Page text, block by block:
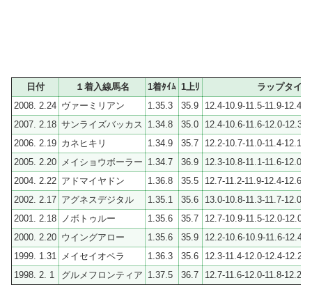
日付 １着入線馬名 1着ﾀｲﾑ 1上ﾘ
ラップタイム
2008. 2.24 ヴァーミリアン 1.35.3 35.9
12.4-10.9-11.5-11.9-12.4-
2007. 2.18 サンライズバッカス 1.34.8 35.0
12.4-10.6-11.6-12.0-12.3-
2006. 2.19 カネヒキリ 1.34.9 35.7
12.2-10.7-11.0-11.4-12.1-
2005. 2.20 メイショウボーラー 1.34.7 36.9
12.3-10.8-11.1-11.6-12.0-
2004. 2.22 アドマイヤドン 1.36.8 35.5
12.7-11.2-11.9-12.4-12.6-
2002. 2.17 アグネスデジタル 1.35.1 35.6
13.0-10.8-11.3-11.7-12.0-
2001. 2.18 ノボトゥルー 1.35.6 35.7
12.7-10.9-11.5-12.0-12.0-
2000. 2.20 ウイングアロー 1.35.6 35.9
12.2-10.6-10.9-11.6-12.4-
1999. 1.31 メイセイオペラ 1.36.3 35.6
12.3-11.4-12.0-12.4-12.2-
1998. 2. 1
グルメフロンティア 1.37.5 36.7 12.7-11.6-12.0-11.8-12.2-